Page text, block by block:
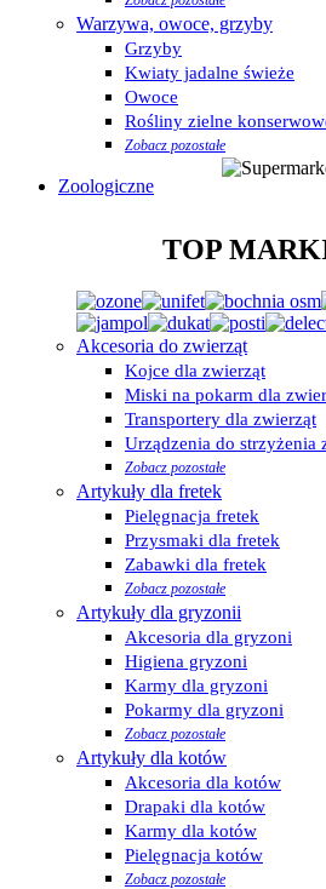
Warzywa, owoce, grzyby
Grzyby
Kwiaty jadalne świeże
Owoce
Rośliny zielne
Zobacz pozostałe
Zoologiczne
TOP
Akcesoria do zwierząt
Kojce dla zwierząt
Miski na pokarm dla
Transportery dla zwierząt
Urządzenia do strzyżenia
Zobacz pozostałe
Artykuły dla fretek
Pielęgnacja fretek
Przysmaki dla fretek
Zabawki dla fretek
Zobacz pozostałe
Artykuły dla gryzonii
Akcesoria dla gryzoni
Higiena gryzoni
Karmy dla gryzoni
Pokarmy dla gryzoni
Zobacz pozostałe
Artykuły dla kotów
Akcesoria dla kotów
Drapaki dla kotów
Karmy dla kotów
Pielęgnacja kotów
Zobacz pozostałe